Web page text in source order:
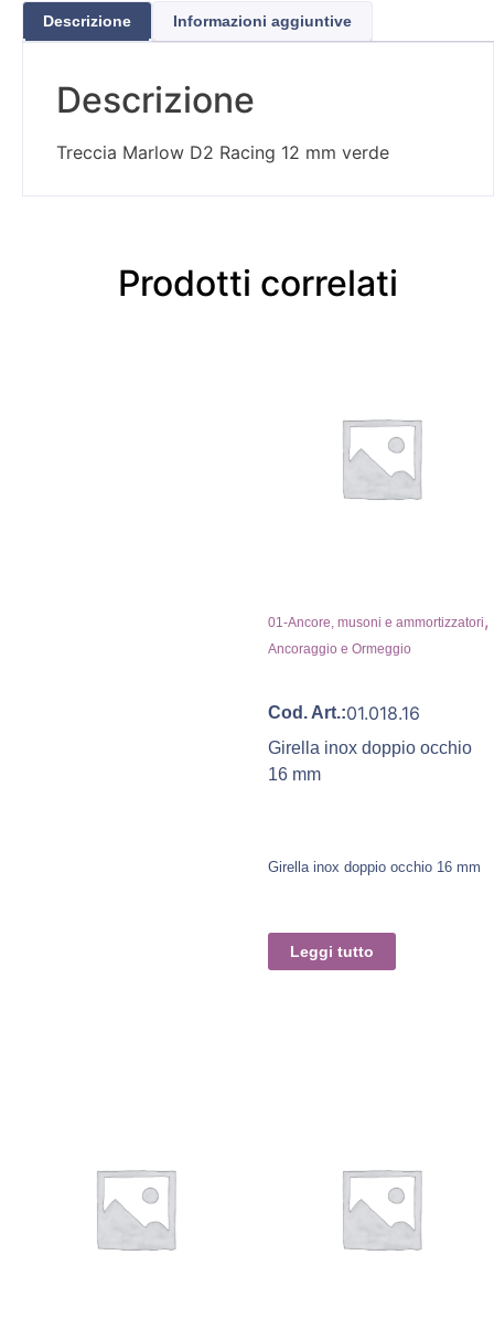
Descrizione Informazioni aggiuntive
Descrizione
Treccia Marlow D2 Racing 12 mm verde
Prodotti correlati
01-Ancore, musoni e ammortizzatori,
Ancoraggio e Ormeggio
Cod. Art.:01.018.16
Girella inox doppio occhio
16 mm
Girella inox doppio occhio 16 mm
Leggi tutto